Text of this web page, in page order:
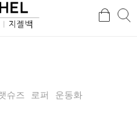
검
슈즈 로퍼
운동화